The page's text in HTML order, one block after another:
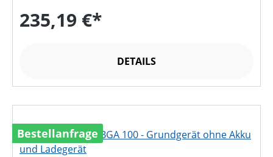
235,19 €*
DETAILS
Bestellanfrage